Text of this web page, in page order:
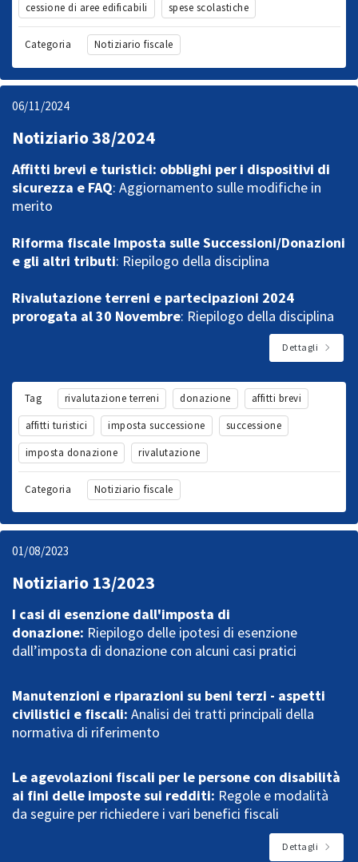
cessione di aree edificabili
spese scolastiche
Categoria Notiziario fiscale
06/11/2024
Notiziario 38/2024
Affitti brevi e turistici: obblighi per i dispositivi di
sicurezza e FAQ: Aggiornamento sulle modifiche in
merito
Riforma fiscale Imposta sulle Successioni/Donazioni
e gli altri tributi: Riepilogo della disciplina
Rivalutazione terreni e partecipazioni 2024
prorogata al 30 Novembre: Riepilogo della disciplina
Dettagli
Tag rivalutazione terreni donazione
affitti brevi
affitti turistici
imposta successione
successione
imposta donazione
rivalutazione
Categoria Notiziario fiscale
01/08/2023
Notiziario 13/2023
I casi di esenzione dall'imposta di
donazione: Riepilogo delle ipotesi di esenzione
dall’imposta di donazione con alcuni casi pratici
Manutenzioni e riparazioni su beni terzi - aspetti
civilistici e fiscali: Analisi dei tratti principali della
normativa di riferimento
Le agevolazioni fiscali per le persone con disabilità
ai fini delle imposte sui redditi: Regole e modalità
da seguire per richiedere i vari benefici fiscali
Dettagli